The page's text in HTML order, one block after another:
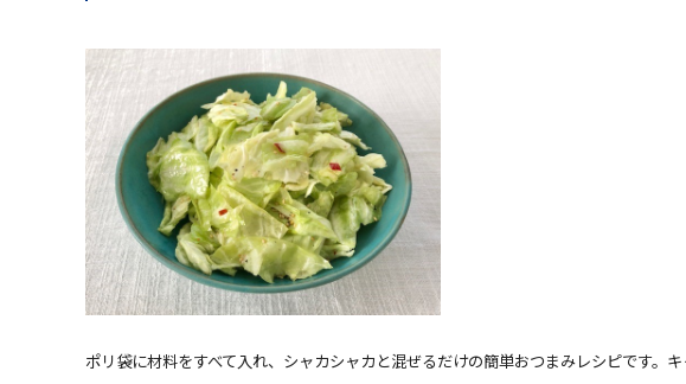
ポリ袋に材料をすべて入れ、シャカシャカと混ぜるだけの簡単おつまみレシピです。